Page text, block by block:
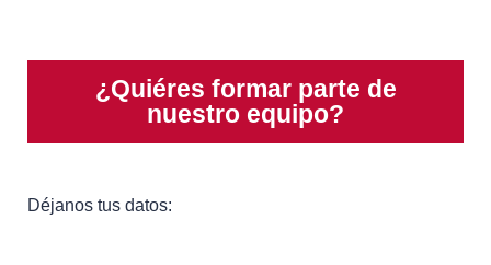
¿Quiéres formar parte de
nuestro equipo?
Déjanos tus datos: